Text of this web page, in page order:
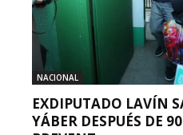
NACIONAL
EXDIPUTADO LAVÍN
YÁBER DESPUÉS DE